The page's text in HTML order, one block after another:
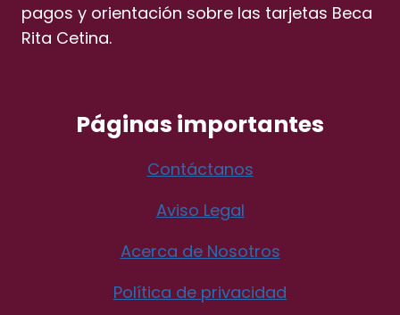
pagos y orientación sobre las tarjetas Beca
Rita Cetina.
Páginas importantes
Contáctanos
Aviso Legal
Acerca de Nosotros
Política de privacidad